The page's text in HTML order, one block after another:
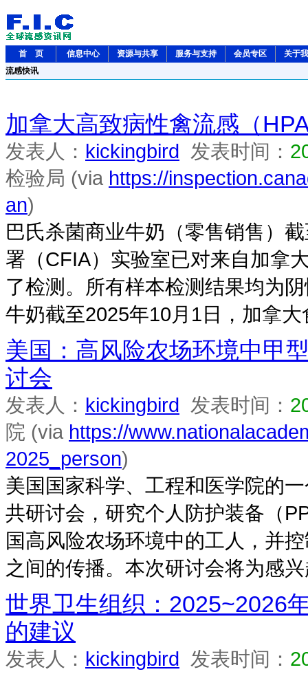
首 页 信息中心 资源与共享 服务与支持 会员专区
关于
流感快讯
加拿大高致病性禽流感（
发表人： kickingbird 发表时间：
检验局 (via https://
an)
巴氏杀菌商业牛奶（零售销售）
署（CFIA）实验室已对来自加拿
了检测。所有样本检测结果均为
牛奶截至2025年10月1日，加拿
美国：高风险农场环境中甲
讨会
发表人： kickingbird 发表时间：
院 (via https://
2025_person)
美国国家科学、工程和医学院的
共研讨会，研究个人防护装备（
国高风险农场环境中的工人，并
之间的传播。本次研讨会将为感
世界卫生组织：2025~2026
的建议
发表人： kickingbird 发表时间：